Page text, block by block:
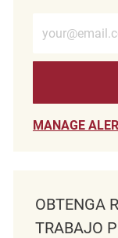
MANAGE
OBTENGA
TRABAJO